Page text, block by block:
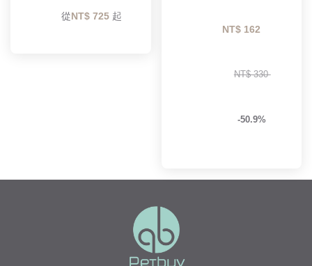
        從
NT$ 725 起
NT$ 162
NT$ 330
-50.9%